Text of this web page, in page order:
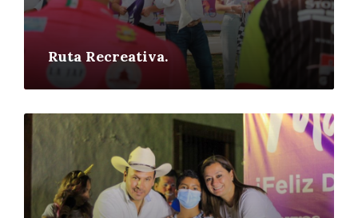
Ruta Recreativa.
More